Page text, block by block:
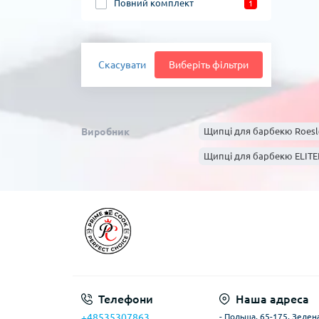
Повний комплект 1
Скасувати Виберіть фільтри
Виробник Щипці для барбекю
Щипці для барбекю
Телефони Наша адреса
- Польща, 65-175,